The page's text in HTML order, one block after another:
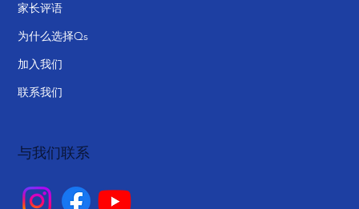
家长评语
为什么选择Qs
加入我们
联系我们
与我们联系